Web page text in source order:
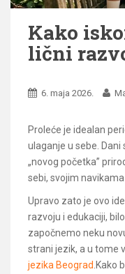
Kako
lični
6. maja 2026.
Proleće je idealan
ulaganje u sebe. Dani
„novog početka”
sebi, svojim
Upravo zato je ovo
razvoju i edukaciji,
započnemo neku
strani jezik, a u tome
jezika Beograd .Kako